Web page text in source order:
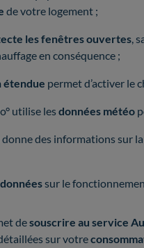
de votre logement ;
les fenêtres ouvertes,
en conséquence ;
étendue permet d’activer le
utilise lesdonnées météo
donne des informations sur la
donnéessur le
desouscrire au service
sur votre